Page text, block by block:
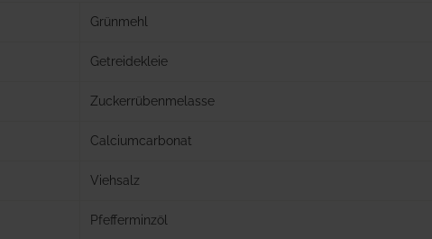
Grünmehl
Getreidekleie
Zuckerrübenmelasse
Calciumcarbonat
Viehsalz
Pfefferminzöl